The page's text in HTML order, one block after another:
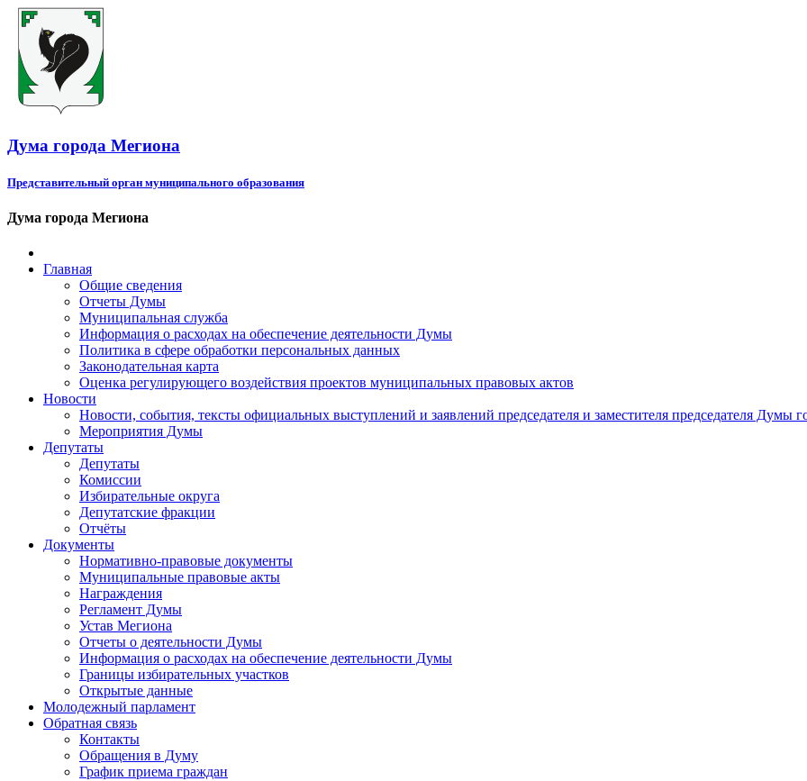
Дума города Мегиона
Представительный орган муниципального образования
Дума города Мегиона
Главная
Общие сведения
Отчеты Думы
Муниципальная служба
Информация о расходах на обеспечение деятельности Думы
Политика в сфере обработки персональных данных
Законодательная карта
Оценка регулирующего воздействия проектов муниципальных правовых актов
Новости
Новости, события, тексты официальных выступлений и заявлений председателя и заместителя председателя Думы
Мероприятия Думы
Депутаты
Депутаты
Комиссии
Избирательные округа
Депутатские фракции
Отчёты
Документы
Нормативно-правовые документы
Муниципальные правовые акты
Награждения
Регламент Думы
Устав Мегиона
Отчеты о деятельности Думы
Информация о расходах на обеспечение деятельности Думы
Границы избирательных участков
Открытые данные
Молодежный парламент
Обратная связь
Контакты
Обращения в Думу
График приема граждан